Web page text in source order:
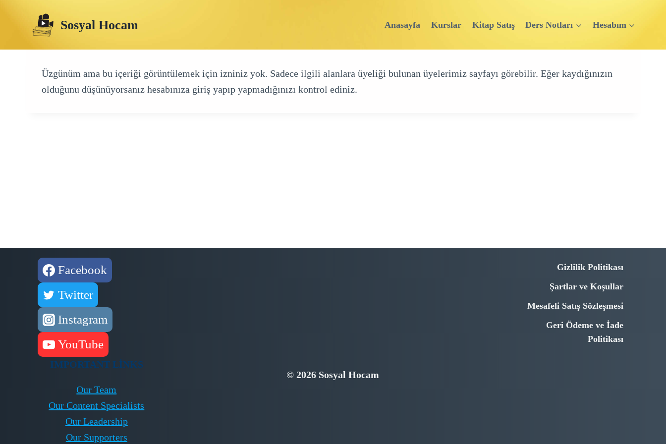
Sosyal Hocam Anasayfa Kurslar Kitap Satış Ders Notları Hesabım
Üzgünüm ama bu içeriği görüntülemek için izniniz yok. Sadece ilgili alanlara üyeliği bulunan üyelerimiz sayfayı görebilir. Eğer kaydığınızın
olduğunu düşünüyorsanız hesabınıza giriş yapıp yapmadığınızı kontrol ediniz.
Facebook
Twitter
Instagram
YouTube
Gizlilik Politikası
Şartlar ve Koşullar
Mesafeli Satış Sözleşmesi
Geri Ödeme ve İade
Politikası
IMPORTANT LINKS
Our Team
Our Content Specialists
Our Leadership
Our Supporters
© 2026 Sosyal Hocam